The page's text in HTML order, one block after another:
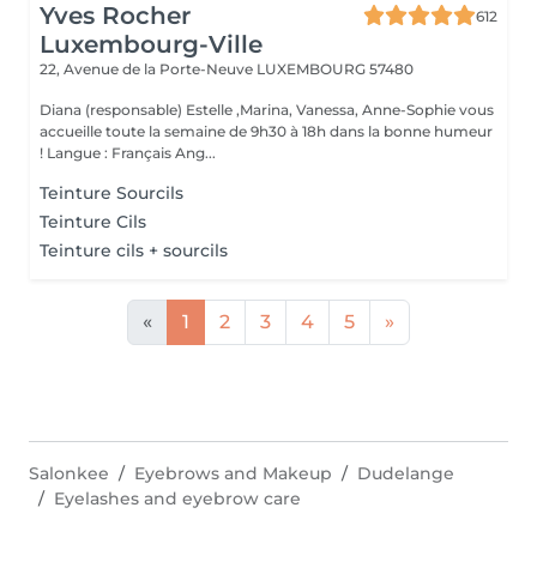
Yves Rocher
Luxembourg-Ville
612
22, Avenue de la Porte-Neuve LUXEMBOURG 57480
Diana (responsable) Estelle ,Marina, Vanessa, Anne-Sophie vous
accueille toute la semaine de 9h30 à 18h dans la bonne humeur
! Langue : Français Ang...
Teinture Sourcils
Teinture Cils
Teinture cils + sourcils
« 1 2 3 4 5 »
Salonkee Eyebrows and Makeup
Dudelange
Eyelashes and eyebrow care